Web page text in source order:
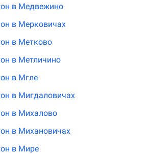
в Медвежино
в Мерковичах
в Метково
в Метличино
в Мгле
в Мигдаловичах
в Михалово
в Михановичах
в Мире